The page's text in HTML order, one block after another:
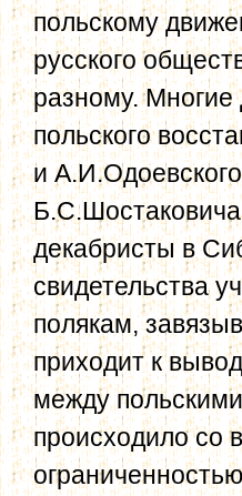
польскому
русского
разному. Многие
польского
и
декабристы в
свидетельства
полякам,
приходит к
между
происходило со